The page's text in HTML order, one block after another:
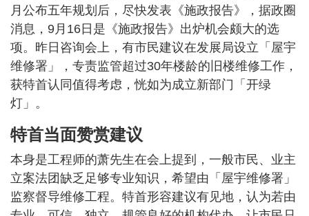
月公布五年规划后，尽快发表《施政报告》，据政圈
消息，9月16日是《施政报告》出炉机会颇大的选
项。昨日咨询会上，有市民建议在发展局设立「屋宇
维修署」，专责监管超过30年楼龄的旧楼维修工作，
获特首认同值得考虑，恍如为成立新部门「开绿
灯」。
特首当面赞赏建议
本身是工程师的萧先生在会上提到，一般市民、业主
立案法团缺乏足够专业知识，希望由「屋宇维修署」
监察督导维修工程。特首形容建议有见地，认为若由